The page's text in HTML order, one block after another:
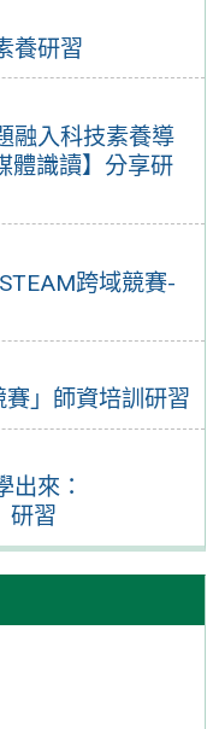
養研習
融入科技素養導
體識讀】分享研
跨域競賽-
賽」師資培訓研習
出來：
研習